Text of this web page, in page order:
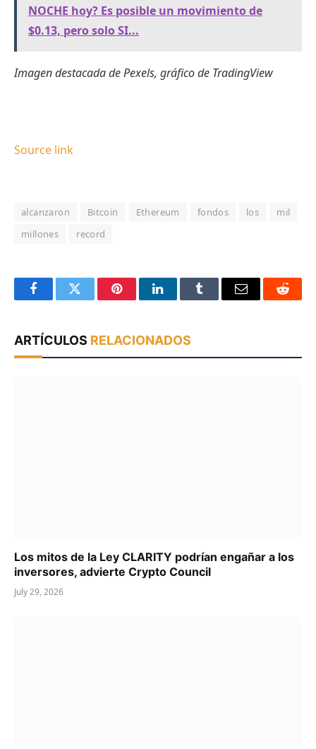
NOCHE hoy? Es posible un movimiento de
$0.13, pero solo SI...
Imagen destacada de Pexels, gráfico de TradingView
Source link
alcanzaron Bitcoin Ethereum fondos los
mil
millones
record
FacebookTwitter PinterestLinkedInTumblr Email Reddit
ARTÍCULOS RELACIONADOS
Los mitos de la Ley CLARITY podrían engañar a los
inversores, advierte Crypto Council
July 29, 2026